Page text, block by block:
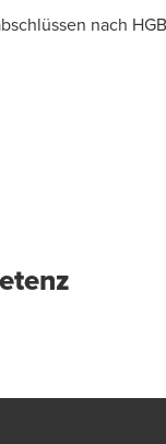
nach